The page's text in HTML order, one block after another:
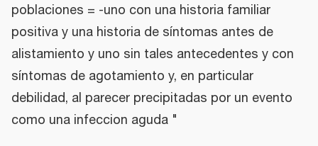
poblaciones = -uno con una historia familiar
positiva y una historia de síntomas antes de
alistamiento y uno sin tales antecedentes y con
síntomas de agotamiento y, en particular
debilidad, al parecer precipitadas por un evento
como una infeccion aguda "